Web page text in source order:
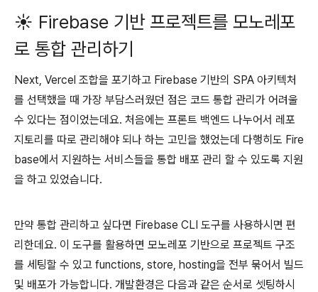
☀️ Firebase 기반 프로젝트를 모노레포
로 통합 관리하기
Next, Vercel 조합을 포기하고 Firebase 기반의 SPA 아키텍처
를 선택했을 때 가장 부담스러웠던 점은 코드 통합 관리가 어려울
수 있다는 점이었는데요. 처음에는 프론트 백엔드 나누어서 레포
지토리를 따로 관리해야 되나 하는 고민을 했었는데 다행히도 Fire
base에서 지원하는 서비스들을 통합 배포 관리 할 수 있도록 지원
을 하고 있었습니다.
만약 통합 관리하고 싶다면 Firebase CLI 도구를 사용하시면 편
리한데요. 이 도구를 활용하면 모노레포 기반으로 프로젝트 구조
를 세팅할 수 있고 functions, store, hosting을 전부 묶어서 빌드
및 배포가 가능합니다. 개발환경은 다음과 같은 순서로 셋팅하시